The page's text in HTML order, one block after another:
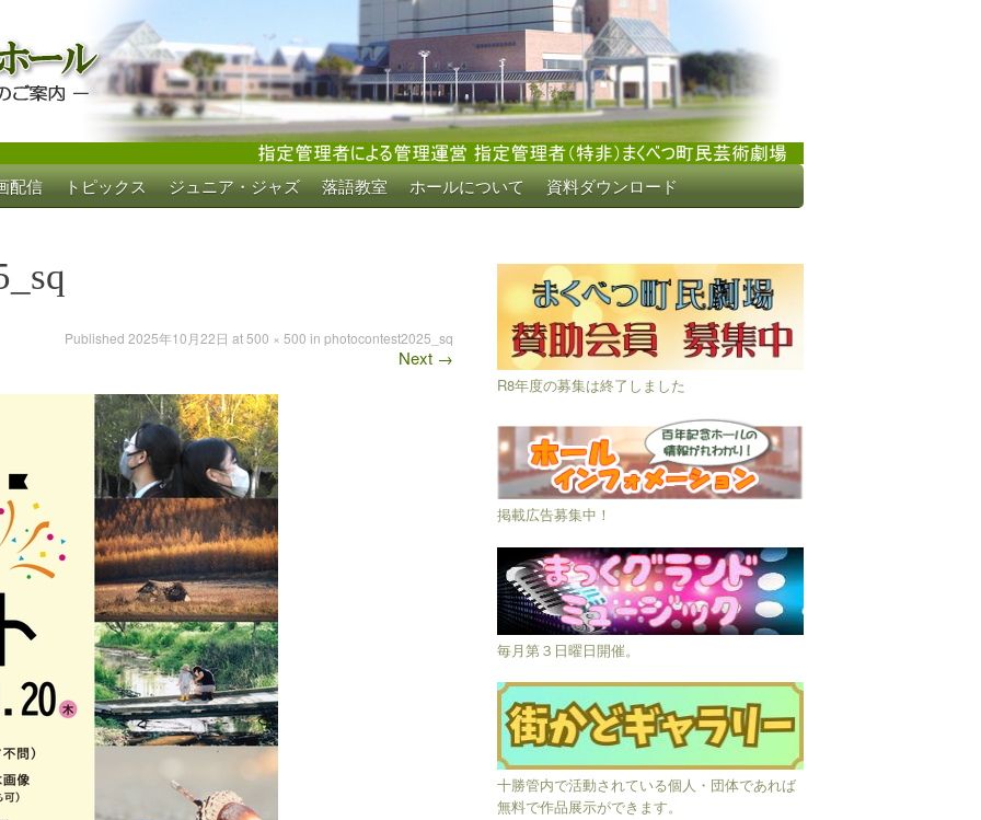
ール
配信 トピックス ジュニア・ジャズ 落語教室 ホールについて 資料ダウンロード
Published 2025年10月22日 at 500 × 500 in photocontest2025_sq
Next →
R8年度の募集は終了しました
掲載広告募集中！
毎月第３日曜日開催。
十勝管内で活動されている個人・団体であれば
無料で作品展示ができます。